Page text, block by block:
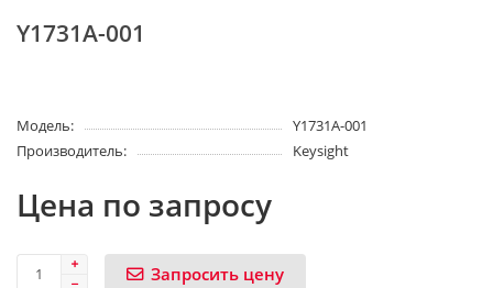
Y1731A-001
Модель:
Y1731A-001
Производитель:
Keysight
Цена по запросу
Запросить цену